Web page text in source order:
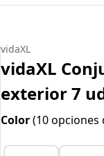
vidaXL
vidaXL
exterior 7
Color(10 opciones